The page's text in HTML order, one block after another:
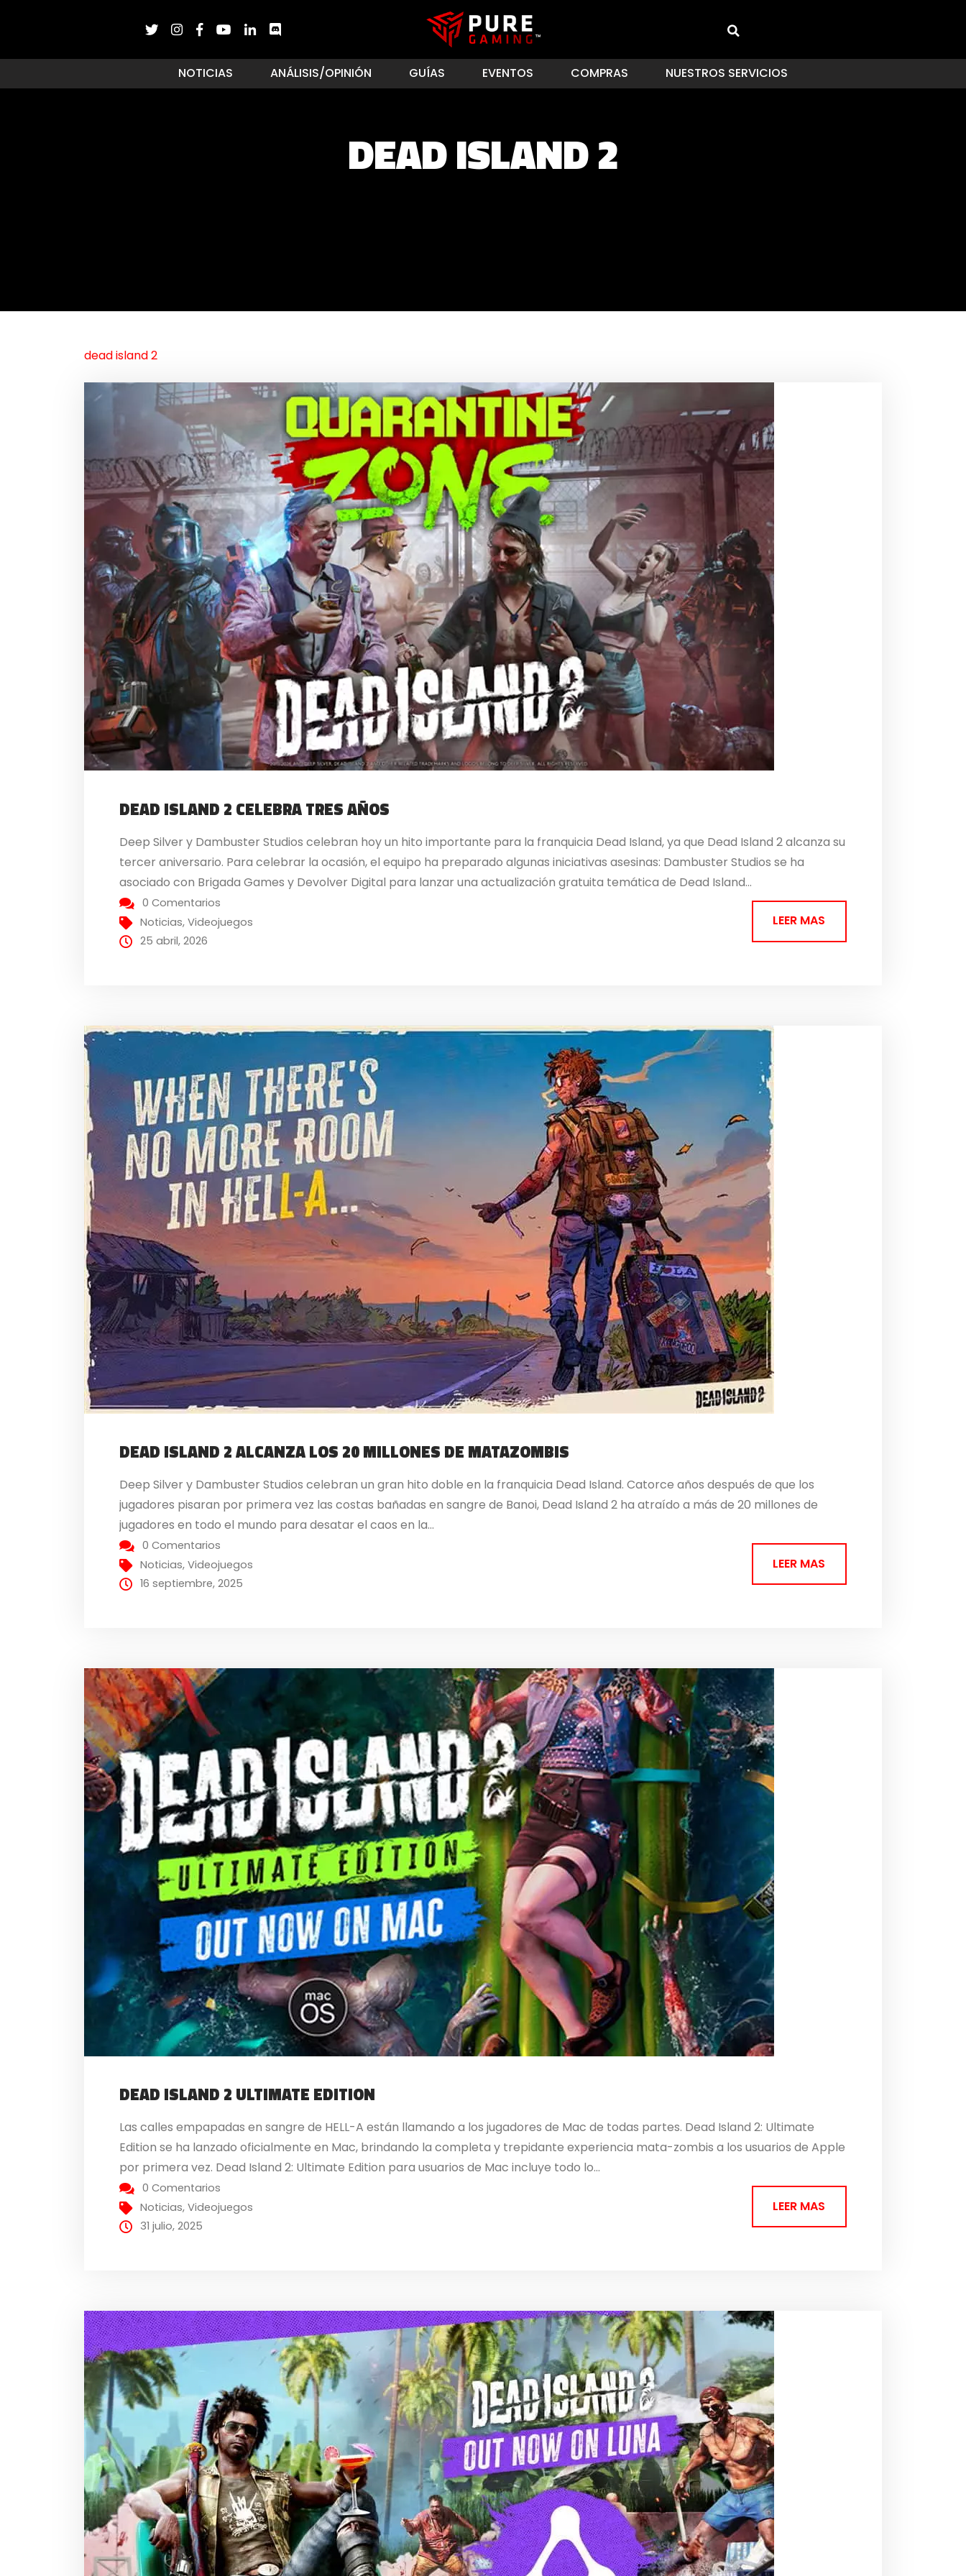
NOTICIAS ANÁLISIS/OPINIÓN GUÍAS EVENTOS COMPRAS NUESTROS SERVICIOS
DEAD ISLAND 2
dead island 2
DEAD ISLAND 2 CELEBRA TRES AÑOS
Deep Silver y Dambuster Studios celebran hoy un hito importante para la franquicia Dead Island, ya que Dead Island 2 alcanza su
tercer aniversario. Para celebrar la ocasión, el equipo ha preparado algunas iniciativas asesinas: Dambuster Studios se ha
asociado con Brigada Games y Devolver Digital para lanzar una actualización gratuita temática de Dead Island...
0 Comentarios
Noticias,Videojuegos
25 abril, 2026
LEER MAS
DEAD ISLAND 2 ALCANZA LOS 20 MILLONES DE MATAZOMBIS
Deep Silver y Dambuster Studios celebran un gran hito doble en la franquicia Dead Island. Catorce años después de que los
jugadores pisaran por primera vez las costas bañadas en sangre de Banoi, Dead Island 2 ha atraído a más de 20 millones de
jugadores en todo el mundo para desatar el caos en la...
0 Comentarios
Noticias,Videojuegos
16 septiembre, 2025
LEER MAS
DEAD ISLAND 2 ULTIMATE EDITION
Las calles empapadas en sangre de HELL-A están llamando a los jugadores de Mac de todas partes. Dead Island 2: Ultimate
Edition se ha lanzado oficialmente en Mac, brindando la completa y trepidante experiencia mata-zombis a los usuarios de Apple
por primera vez. Dead Island 2: Ultimate Edition para usuarios de Mac incluye todo lo...
0 Comentarios
Noticias,Videojuegos
31 julio, 2025
LEER MAS